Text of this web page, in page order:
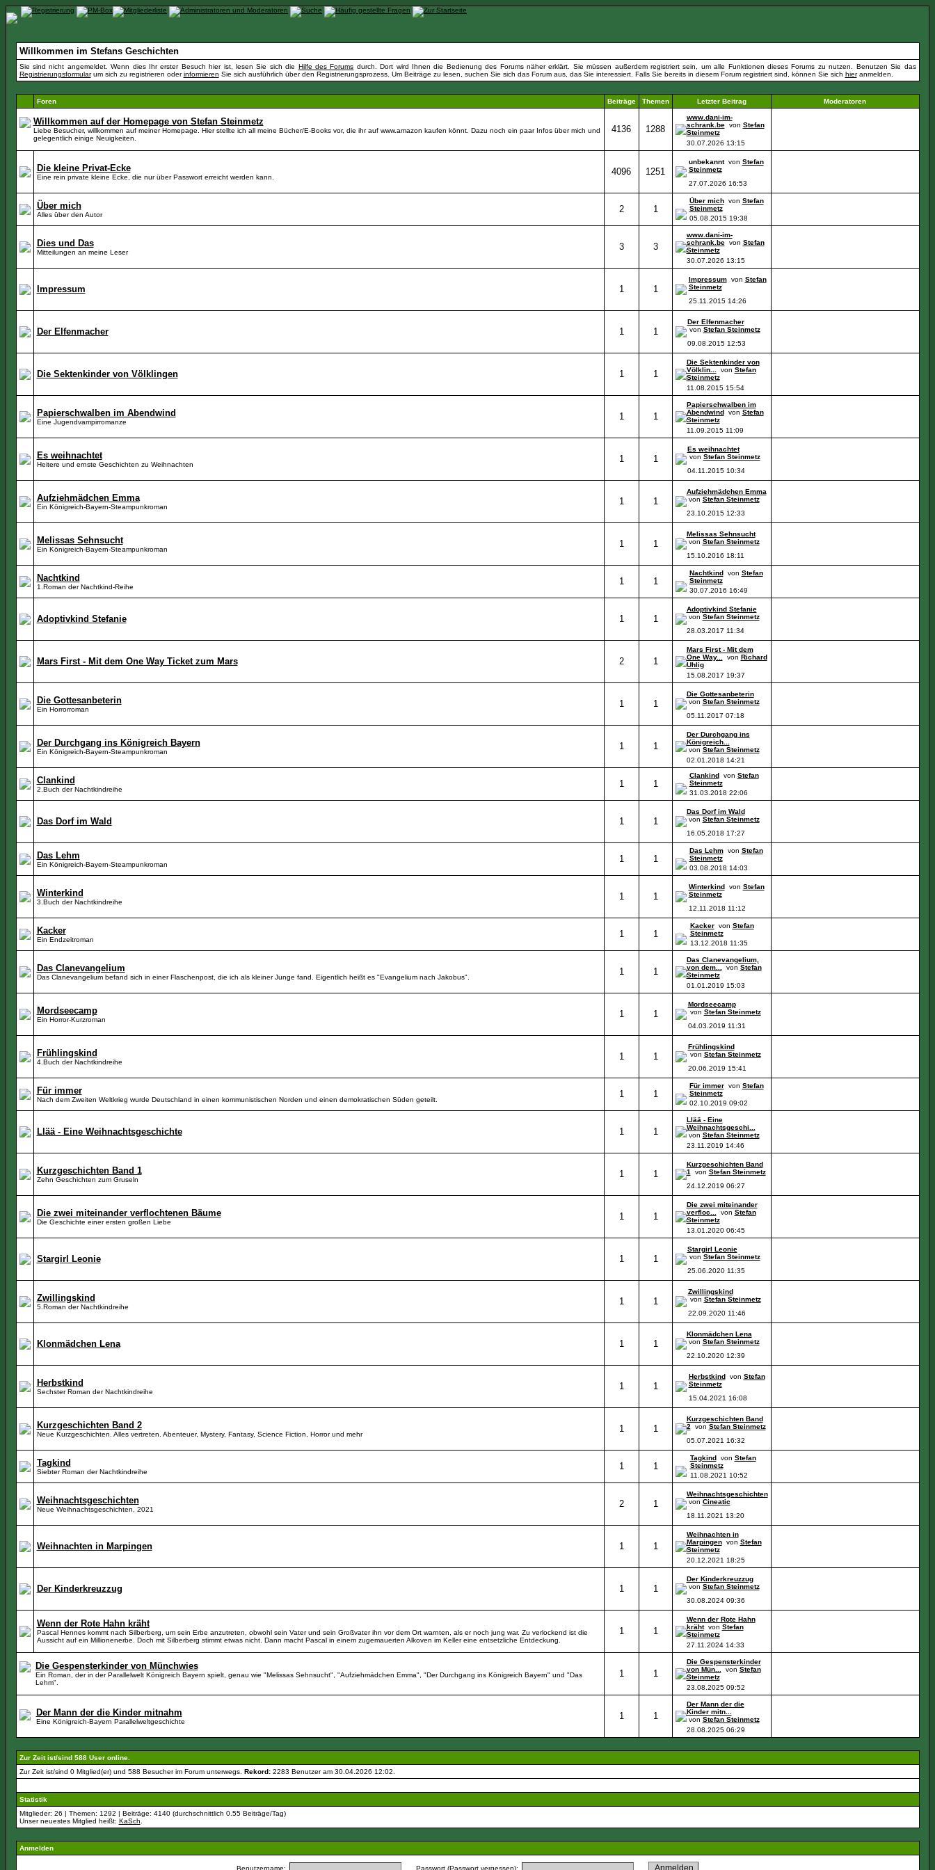
Willkommen im Stefans Geschichten
Sie sind nicht angemeldet. Wenn dies Ihr erster Besuch hier ist, lesen Sie sich die Hilfe des Forums durch. Dort wird Ihnen die Bedienung des Forums näher erklärt. Sie müssen außerdem registriert sein, um alle Funktionen dieses Forums zu nutzen. Benutzen Sie das
Registrierungsformularum sich zu registrieren oderinformieren Sie sich ausführlich über den Registrierungsprozess. Um Beiträge zu lesen, suchen Sie sich das Forum aus, das Sie interessiert. Falls Sie bereits in diesem Forum registriert sind, können Sie sich hieranmelden.
Foren Beiträge Themen Letzter Beitrag Moderatoren
Willkommen auf der Homepage von Stefan Steinmetz
Liebe Besucher, willkommen auf meiner Homepage. Hier stellte ich all meine Bücher/E-Books vor, die ihr auf www.amazon kaufen könnt. Dazu noch ein paar Infos über mich und
gelegentlich einige Neuigkeiten.
4136 1288
www.dani-im-
schrank.bevon Stefan
Steinmetz
30.07.2026 13:15
Die kleine Privat-Ecke
Eine rein private kleine Ecke, die nur über Passwort erreicht werden kann.
4096 1251
unbekanntvon Stefan
Steinmetz
27.07.2026 16:53
Über mich
Alles über den Autor
2 1
Über michvon Stefan
Steinmetz
05.08.2015 19:38
Dies und Das
Mitteilungen an meine Leser
3 3
www.dani-im-
schrank.bevon Stefan
Steinmetz
30.07.2026 13:15
Impressum 1 1
Impressumvon Stefan
Steinmetz
25.11.2015 14:26
Der Elfenmacher 1 1
Der Elfenmacher
von Stefan Steinmetz
09.08.2015 12:53
Die Sektenkinder von Völklingen 1 1
Die Sektenkinder von
Völklin...
von Stefan
Steinmetz
11.08.2015 15:54
Papierschwalben im Abendwind
Eine Jugendvampirromanze
1 1
Papierschwalben im
Abendwindvon Stefan
Steinmetz
11.09.2015 11:09
Es weihnachtet
Heitere und ernste Geschichten zu Weihnachten
1 1
Es weihnachtet
von Stefan Steinmetz
04.11.2015 10:34
Aufziehmädchen Emma
Ein Königreich-Bayern-Steampunkroman
1 1
Aufziehmädchen Emma
von Stefan Steinmetz
23.10.2015 12:33
Melissas Sehnsucht
Ein Königreich-Bayern-Steampunkroman
1 1
Melissas Sehnsucht
von Stefan Steinmetz
15.10.2016 18:11
Nachtkind
1.Roman der Nachtkind-Reihe
1 1
Nachtkindvon Stefan
Steinmetz
30.07.2016 16:49
Adoptivkind Stefanie 1 1
Adoptivkind Stefanie
von Stefan Steinmetz
28.03.2017 11:34
Mars First - Mit dem One Way Ticket zum Mars 2 1
Mars First - Mit dem
One Way...
von Richard
Uhlig
15.08.2017 19:37
Die Gottesanbeterin
Ein Horrorroman
1 1
Die Gottesanbeterin
von Stefan Steinmetz
05.11.2017 07:18
Der Durchgang ins Königreich Bayern
Ein Königreich-Bayern-Steampunkroman
1 1
Der Durchgang ins
Königreich...
von Stefan Steinmetz
02.01.2018 14:21
Clankind
2.Buch der Nachtkindreihe
1 1
Clankindvon Stefan
Steinmetz
31.03.2018 22:06
Das Dorf im Wald 1 1
Das Dorf im Wald
von Stefan Steinmetz
16.05.2018 17:27
Das Lehm
Ein Königreich-Bayern-Steampunkroman
1 1
Das Lehmvon Stefan
Steinmetz
03.08.2018 14:03
Winterkind
3.Buch der Nachtkindreihe
1 1
Winterkindvon Stefan
Steinmetz
12.11.2018 11:12
Kacker
Ein Endzeitroman
1 1
Kackervon Stefan
Steinmetz
13.12.2018 11:35
Das Clanevangelium
Das Clanevangelium befand sich in einer Flaschenpost, die ich als kleiner Junge fand. Eigentlich heißt es "Evangelium nach Jakobus".
1 1
Das Clanevangelium,
von dem...
von Stefan
Steinmetz
01.01.2019 15:03
Mordseecamp
Ein Horror-Kurzroman
1 1
Mordseecamp
von Stefan Steinmetz
04.03.2019 11:31
Frühlingskind
4.Buch der Nachtkindreihe
1 1
Frühlingskind
von Stefan Steinmetz
20.06.2019 15:41
Für immer
Nach dem Zweiten Weltkrieg wurde Deutschland in einen kommunistischen Norden und einen demokratischen Süden geteilt.
1 1
Für immervon Stefan
Steinmetz
02.10.2019 09:02
Llää - Eine Weihnachtsgeschichte 1 1
Llää - Eine
Weihnachtsgeschi...
von Stefan Steinmetz
23.11.2019 14:46
Kurzgeschichten Band 1
Zehn Geschichten zum Gruseln
1 1
Kurzgeschichten Band
1
von Stefan Steinmetz
24.12.2019 06:27
Die zwei miteinander verflochtenen Bäume
Die Geschichte einer ersten großen Liebe
1 1
Die zwei miteinander
verfloc...
von Stefan
Steinmetz
13.01.2020 06:45
Stargirl Leonie 1 1
Stargirl Leonie
von Stefan Steinmetz
25.06.2020 11:35
Zwillingskind
5.Roman der Nachtkindreihe
1 1
Zwillingskind
von Stefan Steinmetz
22.09.2020 11:46
Klonmädchen Lena 1 1
Klonmädchen Lena
von Stefan Steinmetz
22.10.2020 12:39
Herbstkind
Sechster Roman der Nachtkindreihe
1 1
Herbstkindvon Stefan
Steinmetz
15.04.2021 16:08
Kurzgeschichten Band 2
Neue Kurzgeschichten. Alles vertreten. Abenteuer, Mystery, Fantasy, Science Fiction, Horror und mehr
1 1
Kurzgeschichten Band
2 von Stefan Steinmetz
05.07.2021 16:32
Tagkind
Siebter Roman der Nachtkindreihe
1 1
Tagkindvon Stefan
Steinmetz
11.08.2021 10:52
Weihnachtsgeschichten
Neue Weihnachtsgeschichten, 2021
2 1
Weihnachtsgeschichten
von Cineatic
18.11.2021 13:20
Weihnachten in Marpingen 1 1
Weihnachten in
Marpingenvon Stefan
Steinmetz
20.12.2021 18:25
Der Kinderkreuzzug 1 1
Der Kinderkreuzzug
von Stefan Steinmetz
30.08.2024 09:36
Wenn der Rote Hahn kräht
Pascal Hennes kommt nach Silberberg, um sein Erbe anzutreten, obwohl sein Vater und sein Großvater ihn vor dem Ort warnten, als er noch jung war. Zu verlockend ist die
Aussicht auf ein Millionenerbe. Doch mit Silberberg stimmt etwas nicht. Dann macht Pascal in einem zugemauerten Alkoven im Keller eine entsetzliche Entdeckung.
1 1
Wenn der Rote Hahn
krähtvon Stefan
Steinmetz
27.11.2024 14:33
Die Gespensterkinder von Münchwies
Ein Roman, der in der Parallelwelt Königreich Bayern spielt, genau wie "Melissas Sehnsucht", "Aufziehmädchen Emma", "Der Durchgang ins Königreich Bayern" und "Das
Lehm".
1 1
Die Gespensterkinder
von Mün...
von Stefan
Steinmetz
23.08.2025 09:52
Der Mann der die Kinder mitnahm
Eine Königreich-Bayern Parallelweltgeschichte
1 1
Der Mann der die
Kinder mitn...
von Stefan Steinmetz
28.08.2025 06:29
Zur Zeit ist/sind 588 User online.
Zur Zeit ist/sind 0 Mitglied(er) und 588 Besucher im Forum unterwegs. Rekord:2283 Benutzer am 30.04.2026 12:02
Statistik
Mitglieder: 26 | Themen: 1292 | Beiträge: 4140 (durchschnittlich 0.55 Beiträge/Tag)
Unser neuestes Mitglied heißt: KaSch
Anmelden
Benutzername: Passwort (Passwort vergessen):